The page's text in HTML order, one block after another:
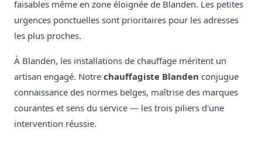
faisables même en zone éloignée de Blanden. Les petites
urgences ponctuelles sont prioritaires pour les adresses
les plus proches.
À Blanden, les installations de chauffage méritent un
artisan engagé. Notre chauffagiste Blanden conjugue
connaissance des normes belges, maîtrise des marques
courantes et sens du service — les trois piliers d'une
intervention réussie.